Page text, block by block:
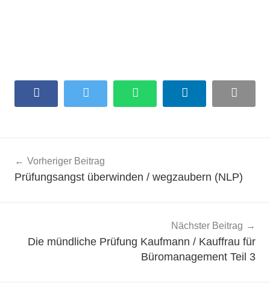
Vorheriger Beitrag
Prüfungsangst überwinden / wegzaubern (NLP)
Nächster Beitrag
Die mündliche Prüfung Kaufmann / Kauffrau für
Büromanagement Teil 3